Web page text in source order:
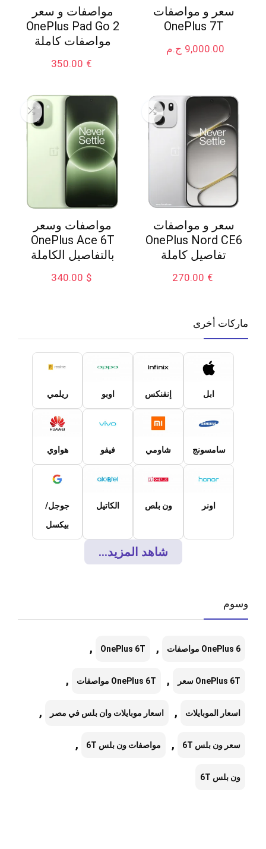
سعر و مواصفات
OnePlus 7T
ج.م 9,000.00
مواصفات و سعر
OnePlus Pad Go 2
مواصفات كاملة
€
350.00
سعر و مواصفات
OnePlus Nord CE6
تفاصيل كاملة
€
270.00
مواصفات وسعر
OnePlus Ace 6T
بالتفاصيل الكاملة
$
340.00
ماركات أخرى
ابل إنفنكس اوبو ريلمي
سامسونج شاومي فيفو هواوي
اونر ون بلص الكاتيل
جوجل/
بيكسل
شاهد المزيد...
وسوم
OnePlus 6 مواصفات ,
OnePlus 6T
,
OnePlus 6T سعر , OnePlus 6T مواصفات ,
اسعار الموبايلات , اسعار موبايلات وان بلس في مصر ,
سعر ون بلس 6T , مواصفات ون بلس 6T ,
ون بلس 6T